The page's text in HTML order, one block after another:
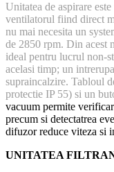
Unitatea de aspirare
ventilatorul fiind direct
nu mai necesita un
de 2850 rpm. Din acest
ideal pentru lucrul non-
acelasi timp; un
supraincalzire. Tabloul
protectie IP 55) si un
vacuum permite
precum si detectatrea
difuzor reduce viteza si
UNITATEA